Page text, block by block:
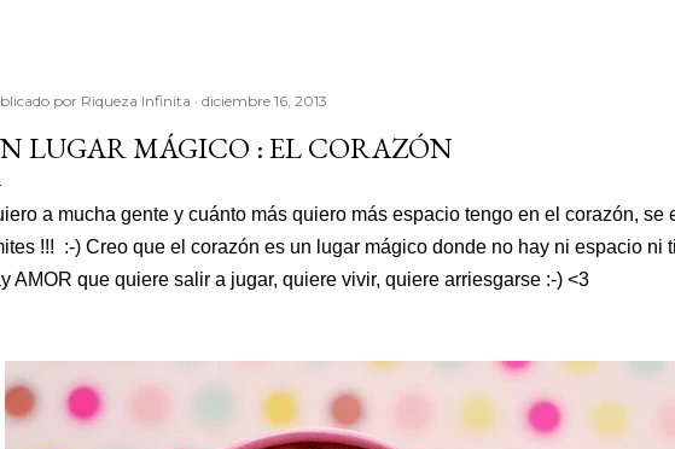
por Riqueza Infinita diciembre 16, 2013
LUGAR MÁGICO : EL CORAZÓN
a mucha gente y cuánto más quiero más espacio tengo en el corazón, se
!!! :-) Creo que el corazón es un lugar mágico donde no hay ni espacio ni
AMOR que quiere salir a jugar, quiere vivir, quiere arriesgarse :-) <3